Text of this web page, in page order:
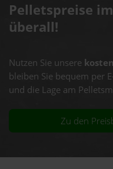
Pelletspreise
überall!
Nutzen Sie unsere
bleiben Sie bequem per
und die Lage am
Zu den